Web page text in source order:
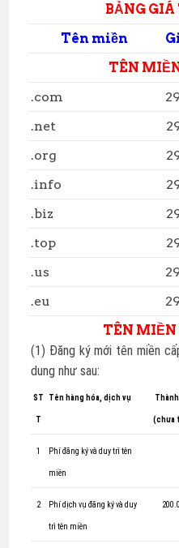
BẢNG
Tên miền
TÊN
.com
.net
.org
.info
.biz
.top
.us
.eu
TÊN
(1) Đăng ký mới tên miền
dung như sau:
ST
T
Tên hàng hóa, dịch vụ
(chưa
1 Phí đăng ký và duy trì tên
miền
2 Phí dịch vụ đăng ký và duy
trì tên miền